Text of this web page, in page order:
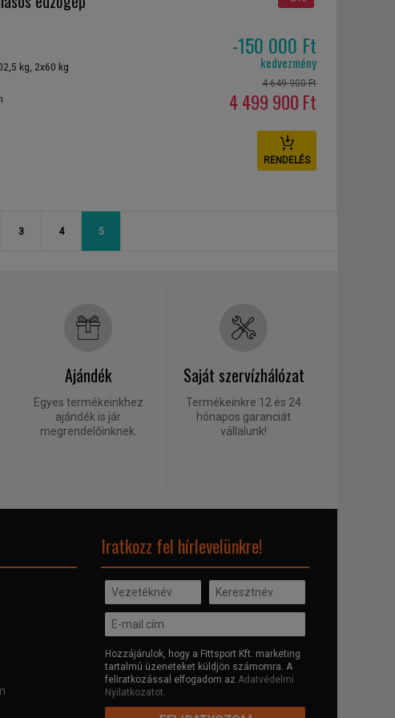
kg, 2x60 kg
-150 000 Ft
kedvezmény
4 649 900 Ft
4 499 900 Ft
RENDELÉS
3 4 5
Ajándék
Egyes termékeinkhez
ajándék is jár
megrendelőinknek.
Saját szervízhálózat
Termékeinkre 12 és 24
hónapos garanciát
vállalunk!
Iratkozz fel hírlevelünkre!
Hozzájárulok, hogy a Fittsport Kft. marketing
tartalmú üzeneteket küldjön számomra. A
feliratkozással elfogadom az Adatvédelmi
Nyilatkozatot.